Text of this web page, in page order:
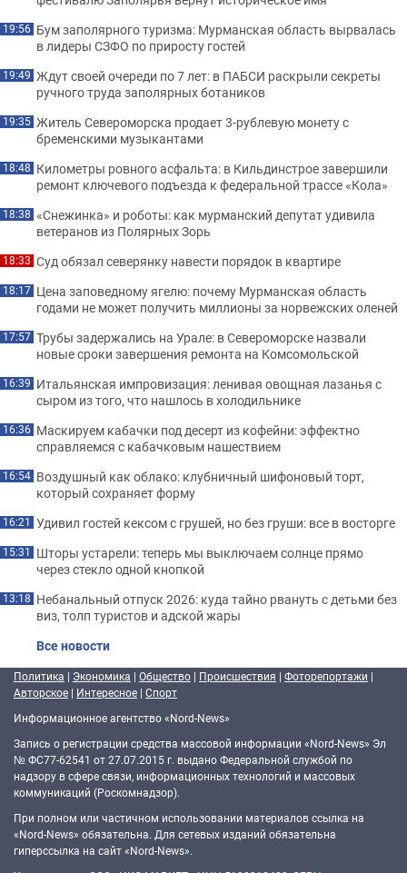
19:56 Бум заполярного туризма: Мурманская область вырвалась
в лидеры СЗФО по приросту гостей
19:49 Ждут своей очереди по 7 лет: в ПАБСИ раскрыли секреты
ручного труда заполярных ботаников
19:35 Житель Североморска продает 3-рублевую монету с
бременскими музыкантами
18:48 Километры ровного асфальта: в Кильдинстрое завершили
ремонт ключевого подъезда к федеральной трассе «Кола»
18:38 «Снежинка» и роботы: как мурманский депутат удивила
ветеранов из Полярных Зорь
18:33 Суд обязал северянку навести порядок в квартире
18:17 Цена заповедному ягелю: почему Мурманская область
годами не может получить миллионы за норвежских оленей
17:57 Трубы задержались на Урале: в Североморске назвали
новые сроки завершения ремонта на Комсомольской
16:39 Итальянская импровизация: ленивая овощная лазанья с
сыром из того, что нашлось в холодильнике
16:36 Маскируем кабачки под десерт из кофейни: эффектно
справляемся с кабачковым нашествием
16:54 Воздушный как облако: клубничный шифоновый торт,
который сохраняет форму
16:21 Удивил гостей кексом с грушей, но без груши: все в восторге
15:31 Шторы устарели: теперь мы выключаем солнце прямо
через стекло одной кнопкой
13:18 Небанальный отпуск 2026: куда тайно рвануть с детьми без
виз, толп туристов и адской жары
Все новости
Политика | Экономика | Общество | Происшествия | Фоторепортажи |
Авторское | Интересное | Спорт
Информационное агентство «Nord-News»
Запись о регистрации средства массовой информации «Nord-News» Эл
№ ФС77-62541 от 27.07.2015 г. выдано Федеральной службой по
надзору в сфере связи, информационных технологий и массовых
коммуникаций (Роскомнадзор).
При полном или частичном использовании материалов ссылка на
«Nord-News» обязательна. Для сетевых изданий обязательна
гиперссылка на сайт «Nord-News».